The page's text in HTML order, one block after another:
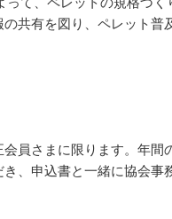
共有を図り、ペレット普
員さまに限ります。年間
、申込書と一緒に協会事